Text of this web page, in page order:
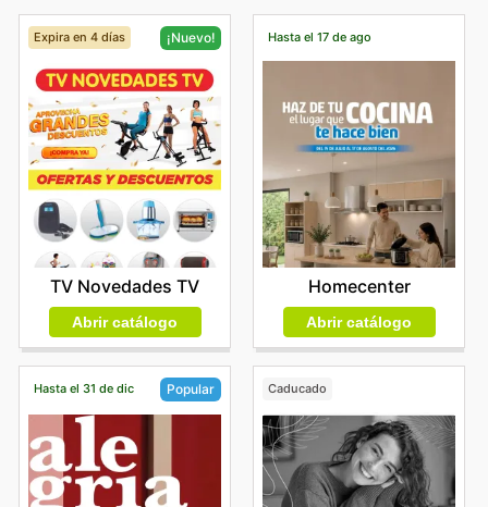
Expira en 4 días ¡Nuevo!
TV Novedades TV
Abrir catálogo
Hasta el 17 de ago
Homecenter
Abrir catálogo
Hasta el 31 de dic Popular Caducado